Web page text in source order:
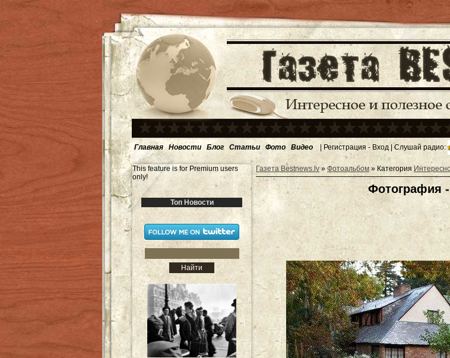
Главная Новости Блог Статьи Фото Видео | Регистрация - Вход | Слушай радио:
This feature is for Premium users
only!
Топ Новости
Газета Bestnews.lv» Фотоальбом » Категория Интересно
Фотография